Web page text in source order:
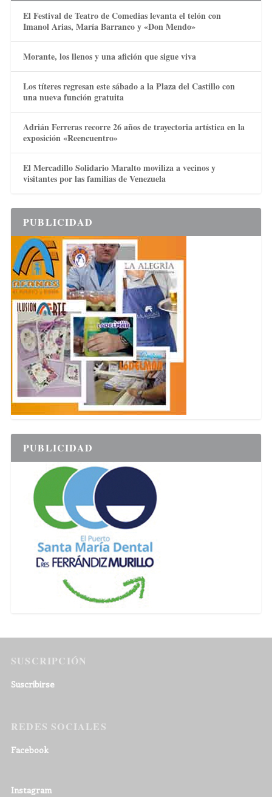
El Festival de Teatro de Comedias levanta el telón con
Imanol Arias, María Barranco y «Don Mendo»
Morante, los llenos y una afición que sigue viva
Los títeres regresan este sábado a la Plaza del Castillo con
una nueva función gratuita
Adrián Ferreras recorre 26 años de trayectoria artística en la
exposición «Reencuentro»
El Mercadillo Solidario Maralto moviliza a vecinos y
visitantes por las familias de Venezuela
PUBLICIDAD
PUBLICIDAD
SUSCRIPCIÓN
Suscribirse
REDES SOCIALES
Facebook
Instagram